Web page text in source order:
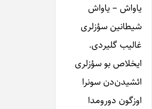
یاواش – یاواش‌
شیطانین سؤزلری
غالیب گلیردی.
ایخلاص بو سؤزلری
ائشیدن‌دن سونرا‌
اوز‌‌گون‌ دورومدا